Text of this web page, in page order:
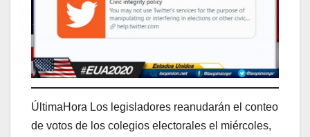
ÚltimaHora Los legisladores reanudarán el conteo
de votos de los colegios electorales el miércoles,